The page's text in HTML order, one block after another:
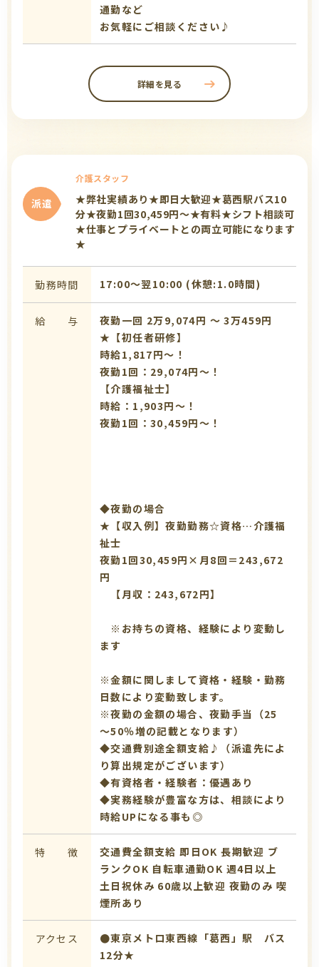
通勤など
お気軽にご相談ください♪
詳細を見る
派遣
介護スタッフ
★弊社実績あり★即日大歓迎★葛西駅バス10
分★夜勤1回30,459円～★有料★シフト相談可
★仕事とプライベートとの両立可能になります
★
勤務時間 17:00〜翌10:00 (休憩:1.0時間)
給 与
夜勤一回 2万9,074円 〜 3万459円
★【初任者研修】
時給1,817円～！
夜勤1回：29,074円～！
【介護福祉士】
時給：1,903円～！
夜勤1回：30,459円～！
◆夜勤の場合
★【収入例】夜勤勤務☆資格…介護福
祉士
夜勤1回30,459円×月8回＝243,672
円
【月収：243,672円】
※お持ちの資格、経験により変動し
ます
※金額に関しまして資格・経験・勤務
日数により変動致します。
※夜勤の金額の場合、夜勤手当（25
～50％増の記載となります）
◆交通費別途全額支給♪（派遣先によ
り算出規定がございます）
◆有資格者・経験者：優遇あり
◆実務経験が豊富な方は、相談により
時給UPになる事も◎
特 徴 交通費全額支給 即日OK 長期歓迎 ブ
ランクOK 自転車通勤OK 週4日以上
土日祝休み 60歳以上歓迎 夜勤のみ 喫
煙所あり
アクセス
●東京メトロ東西線「葛西」駅 バス
12分★